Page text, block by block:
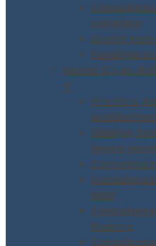
correlato
Analisi
Servizi D.Lgs. 81/
▼
Acustica
Obbligo
lavoro
MMC
Rumore